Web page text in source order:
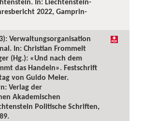
2022, Gamprin-
Verwaltungsorganisation
In: Christian Frommelt
(Hg.): «Und nach dem
das Handeln». Festschrift
von Guido Meier.
Verlag der
Akademischen
Politische Schriften,